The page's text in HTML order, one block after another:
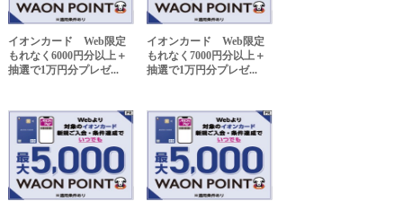
イオンカード Web限定
もれなく6000円分以上＋
抽選で1万円分プレゼ...
イオンカード Web限定
もれなく7000円分以上＋
抽選で1万円分プレゼ...